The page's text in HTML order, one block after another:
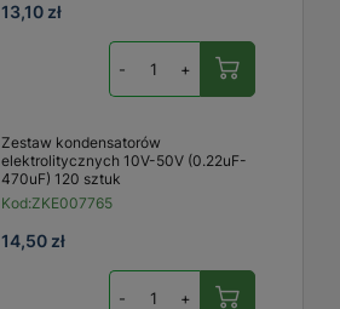
13,10 zł
- +
Zestaw kondensatorów
elektrolitycznych 10V-50V (0.22uF-
470uF) 120 sztuk
Kod:ZKE007765
14,50 zł
- +